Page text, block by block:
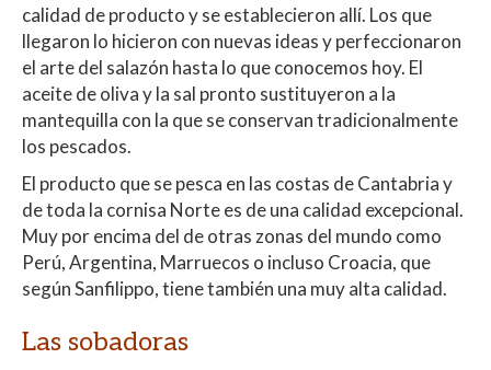
calidad de producto y se establecieron allí. Los que
llegaron lo hicieron con nuevas ideas y perfeccionaron
el arte del salazón hasta lo que conocemos hoy. El
aceite de oliva y la sal pronto sustituyeron a la
mantequilla con la que se conservan tradicionalmente
los pescados.
El producto que se pesca en las costas de Cantabria y
de toda la cornisa Norte es de una calidad excepcional.
Muy por encima del de otras zonas del mundo como
Perú, Argentina, Marruecos o incluso Croacia, que
según Sanfilippo, tiene también una muy alta calidad.
Las sobadoras